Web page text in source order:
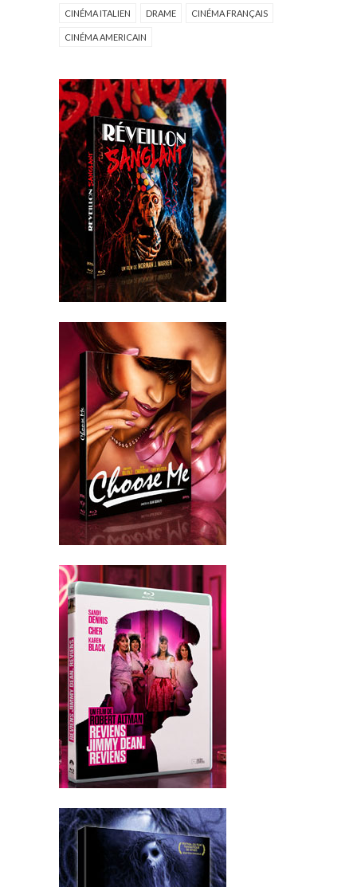
CINÉMA ITALIEN DRAME CINÉMA FRANÇAIS
CINÉMA AMERICAIN